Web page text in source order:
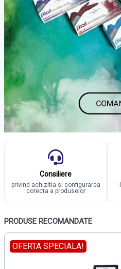
Consiliere
privind achizitia si configurarea
corecta a produselor
PRODUSE RECOMANDATE
OFERTA SPECIALA!